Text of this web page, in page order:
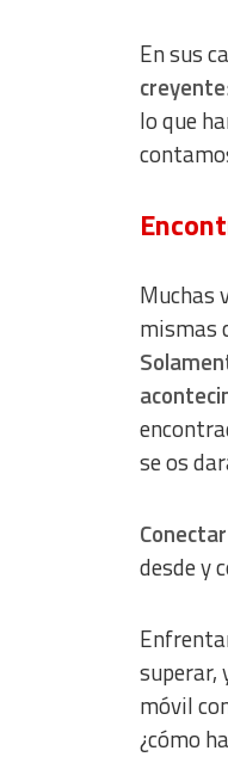
En sus
creyente
lo que
Muchas
mismas
se os
desde y
superar,
móvil
¿cómo